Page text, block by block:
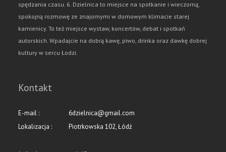
spędzania czasu. 6. Dzielnica to miejsce na spotkanie i wieczorną,
spokojną rozmowę ze znajomymi w domowym klimacie starej
kamienicy. To też miejsce wystaw, koncertów, debat i spotkań
autorskich. Wpadajcie na dobrą kawę, piwo, drinka oraz dawkę dobrej
kultury w sercu Łodzi.
Kontakt
E-mail :
6dzielnica@gmail.com
Lokalizacja :
Piotrkowska 102, Łódź